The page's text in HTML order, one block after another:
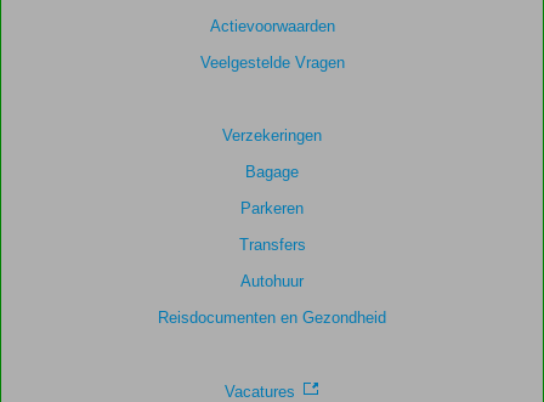
Actievoorwaarden
Veelgestelde Vragen
Verzekeringen
Bagage
Parkeren
Transfers
Autohuur
Reisdocumenten en Gezondheid
Vacatures